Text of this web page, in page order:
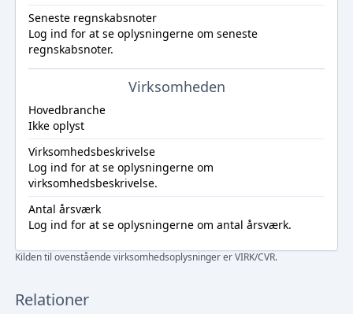
Seneste regnskabsnoter
Log ind for at se oplysningerne om seneste
regnskabsnoter.
Virksomheden
Hovedbranche
Ikke oplyst
Virksomhedsbeskrivelse
Log ind for at se oplysningerne om
virksomhedsbeskrivelse.
Antal årsværk
Log ind for at se oplysningerne om antal årsværk.
Kilden til ovenstående virksomhedsoplysninger er VIRK/CVR.
Relationer